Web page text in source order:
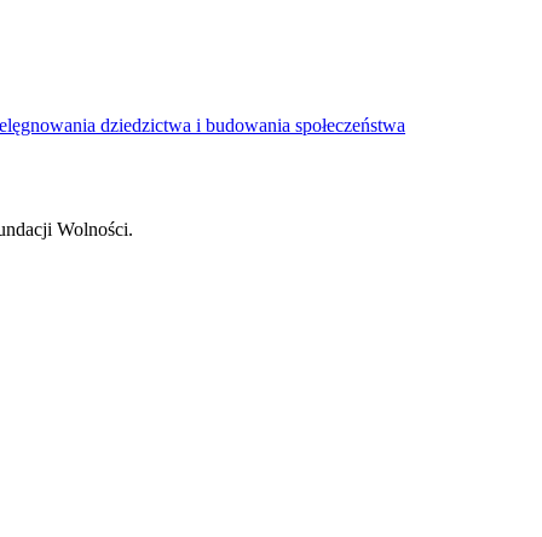
dziedzictwa i budowania społeczeństwa
Wolności.